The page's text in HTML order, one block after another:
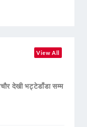
View All
देखी भट्टेडाँडा सम्म